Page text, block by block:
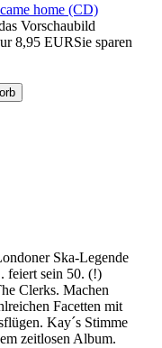
Vorschaubild
8,95 EURSie sparen
Ska-Legende
feiert sein 50. (!)
Clerks. Machen
Facetten mit
Kay´s Stimme
zeitlosen Album.